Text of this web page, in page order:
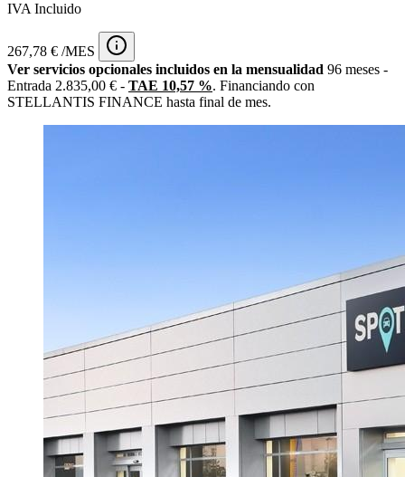
IVA Incluido
267,78 € /MES
Ver servicios opcionales incluidos en la mensualidad 96 meses -
Entrada 2.835,00 € - TAE 10,57 %. Financiando con
STELLANTIS FINANCE hasta final de mes.